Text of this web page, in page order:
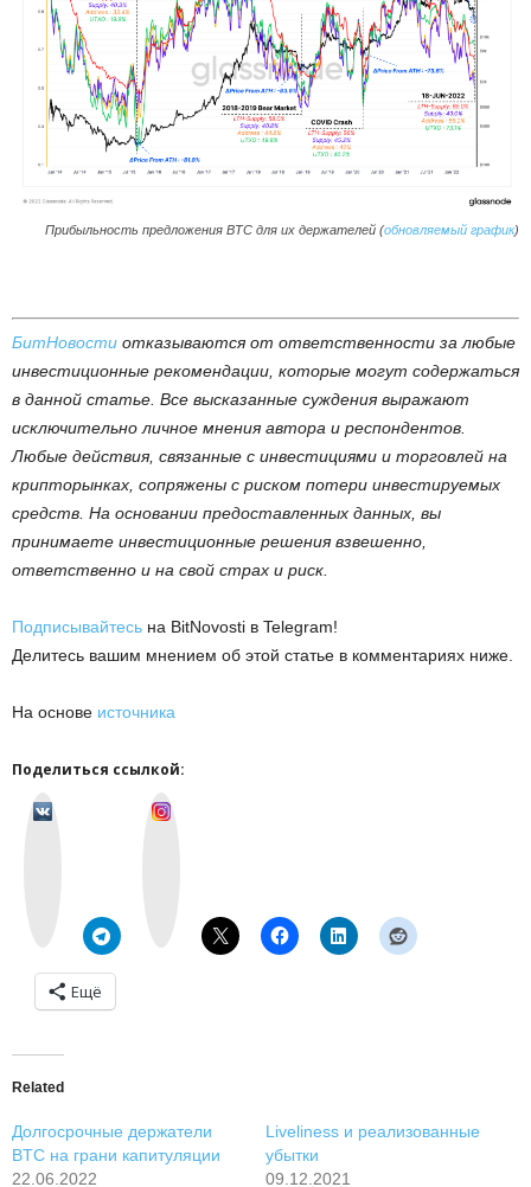
Прибыльность предложения BTC для их держателей (обновляемый график)
БитНовости отказываются от ответственности за любые
инвестиционные рекомендации, которые могут содержаться
в данной статье. Все высказанные суждения выражают
исключительно личное мнения автора и респондентов.
Любые действия, связанные с инвестициями и торговлей на
крипторынках, сопряжены с риском потери инвестируемых
средств. На основании предоставленных данных, вы
принимаете инвестиционные решения взвешенно,
ответственно и на свой страх и риск.
Подписывайтесь на BitNovosti в Telegram!
Делитесь вашим мнением об этой статье в комментариях ниже.
На основе источника
Поделиться ссылкой:
Ещё
Related
Долгосрочные держатели
BTC на грани капитуляции
22.06.2022
Liveliness и реализованные
убытки
09.12.2021